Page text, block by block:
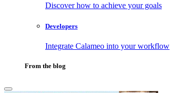
Discover how to achieve your goals
Developers
Integrate Calameo into your workflow
From the blog